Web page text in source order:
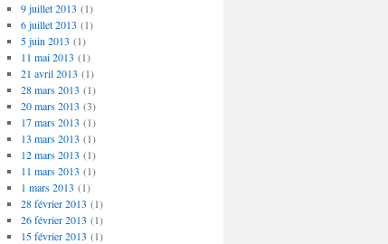
9 juillet 2013 (1)
6 juillet 2013 (1)
5 juin 2013 (1)
11 mai 2013 (1)
21 avril 2013 (1)
28 mars 2013 (1)
20 mars 2013 (3)
17 mars 2013 (1)
13 mars 2013 (1)
12 mars 2013 (1)
11 mars 2013 (1)
1 mars 2013 (1)
28 février 2013 (1)
26 février 2013 (1)
15 février 2013 (1)